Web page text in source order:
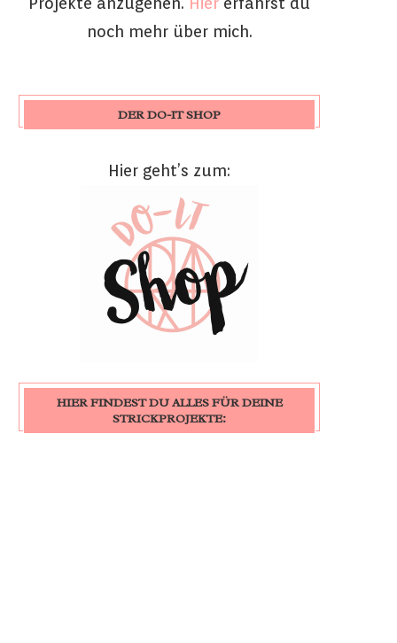
noch mehr über mich.
DER DO-IT SHOP
Hier geht’s zum:
HIER FINDEST DU ALLES FÜR DEINE
STRICKPROJEKTE: